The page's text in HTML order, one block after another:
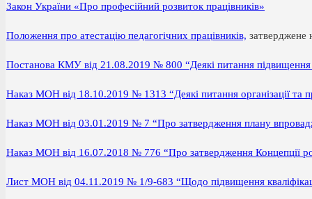
Закон України «Про професійний розвиток працівників»
Положення про атестацію педагогічних працівників, затверджене
Постанова КМУ від 21.08.2019 № 800 “Деякі питання підвищення
Наказ МОН від 18.10.2019 № 1313 “Деякі питання організації та
Наказ МОН від 03.01.2019 № 7 “Про затвердження плану
Наказ МОН від 16.07.2018 № 776 “Про затвердження Концепції
Лист МОН від 04.11.2019 № 1/9-683 “Щодо підвищення кваліфікації